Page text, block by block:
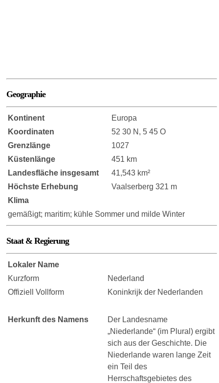
Geographie
Kontinent
Europa
Koordinaten
52 30 N, 5 45 O
Grenzlänge
1027
Küstenlänge
451 km
Landesfläche insgesamt
41,543 km²
Höchste Erhebung
Vaalserberg 321 m
Klima
gemäßigt; maritim; kühle Sommer und milde Winter
Staat & Regierung
Lokaler Name
Kurzform
Nederland
Offiziell Vollform
Koninkrijk der Nederlanden
Herkunft des Namens
Der Landesname
„Niederlande“ (im Plural) ergibt
sich aus der Geschichte. Die
Niederlande waren lange Zeit
ein Teil des
Herrschaftsgebietes des